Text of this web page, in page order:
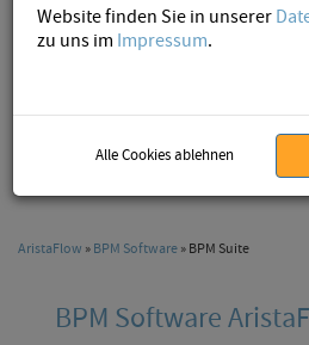
unsere
Sven Mißfeldt, Leiter
AristaFlow »BPM Software» BPM Suite
BPM Software
Website finden Sie in unserer
zu uns im Impressum.
Alle Cookies ablehnen